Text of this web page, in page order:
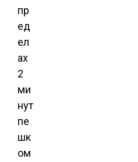
пр
ед
ел
ах
2
ми
нут
пе
шк
ом